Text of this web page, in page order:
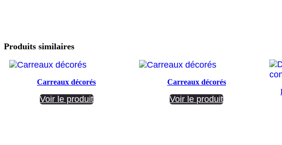
Produits similaires
Carreaux décorés
Voir le produit
Carreaux décorés
Voir le produit